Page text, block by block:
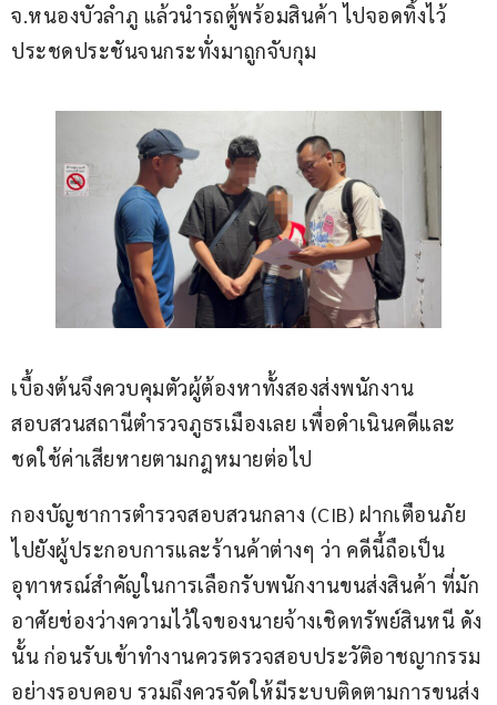
จ.หนองบัวลำภู แล้วนำรถตู้พร้อมสินค้า ไปจอดทิ้งไว้
ประชดประชันจนกระทั่งมาถูกจับกุม
เบื้องต้นจึงควบคุมตัวผู้ต้องหาทั้งสองส่งพนักงาน
สอบสวนสถานีตำรวจภูธรเมืองเลย เพื่อดำเนินคดีและ
ชดใช้ค่าเสียหายตามกฎหมายต่อไป
กองบัญชาการตำรวจสอบสวนกลาง (CIB) ฝากเตือนภัย
ไปยังผู้ประกอบการและร้านค้าต่างๆ ว่า คดีนี้ถือเป็น
อุทาหรณ์สำคัญในการเลือกรับพนักงานขนส่งสินค้า ที่มัก
อาศัยช่องว่างความไว้ใจของนายจ้างเชิดทรัพย์สินหนี ดัง
นั้น ก่อนรับเข้าทำงานควรตรวจสอบประวัติอาชญากรรม
อย่างรอบคอบ รวมถึงควรจัดให้มีระบบติดตามการขนส่ง